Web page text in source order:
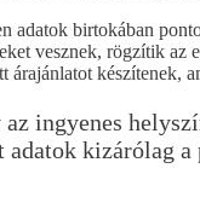
adatok birtokában
vesznek, rögzítik az
árajánlatot készítenek,
ingyenes
adatok kizárólag